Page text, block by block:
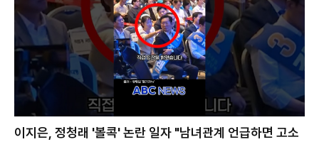
이지은, 정청래 '볼콕' 논란 일자 "남녀관계 언급하면 고소